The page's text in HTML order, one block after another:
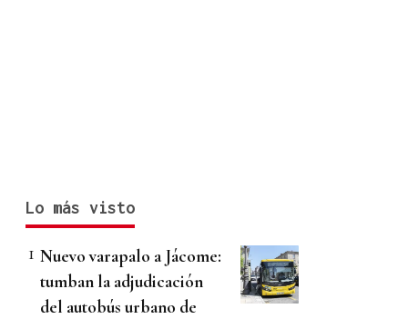
Lo más visto
Nuevo varapalo a Jácome:
tumban la adjudicación
del autobús urbano de